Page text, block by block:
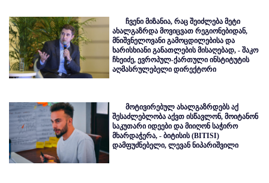
ჩვენი მიზანია, რაც შეიძლება მეტი
ახალგაზრდა მოვიცვათ რეგიონებიდან,
მნიშვნელოვანი გამოცდილებისა და
ხარისხიანი განათლების მისაღებად, - შაკო
ჩხეიძე, ევროპულ-ქართული ინსტიტუტის
აღმასრულებელი დირექტორი
მოტივირებულ ახალგაზრდებს აქ
შესაძლებლობა აქვთ ისწავლონ, მოიტანონ
საკუთარი იდეები და მიიღონ საჭირო
მხარდაჭერა, - ბიტისის (BITISI)
დამფუძნებელი, ლევან ნიპარიშვილი